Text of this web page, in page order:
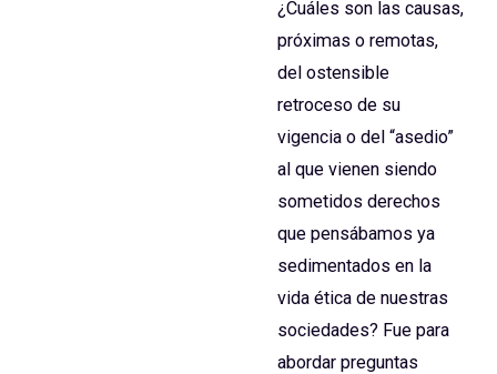
¿Cuáles son las causas,
próximas o remotas,
del ostensible
retroceso de su
vigencia o del “asedio”
al que vienen siendo
sometidos derechos
que pensábamos ya
sedimentados en la
vida ética de nuestras
sociedades? Fue para
abordar preguntas